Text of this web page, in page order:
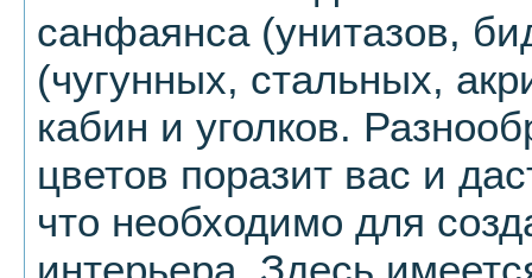
санфаянса (унитазов,
(чугунных, стальных,
кабин и уголков.
цветов поразит вас и
что необходимо для